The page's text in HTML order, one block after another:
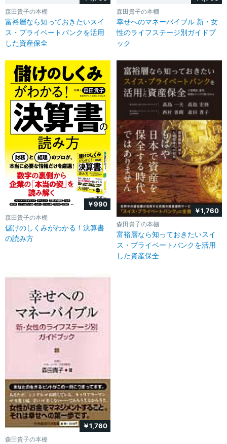
森田貴子の本棚
富裕層なら知っておきたいスイ
ス・プライベートバンクを活用
した資産保全
森田貴子の本棚
幸せへのマネーバイブル 新・女
性のライフステージ別ガイドブ
ック
￥990
森田貴子の本棚
儲けのしくみがわかる！決算書
の読み方
￥1,760
森田貴子の本棚
富裕層なら知っておきたいスイ
ス・プライベートバンクを活用
した資産保全
￥1,760
森田貴子の本棚